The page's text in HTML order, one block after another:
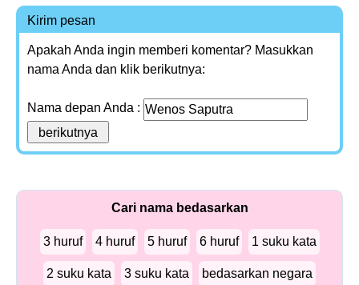
Kirim pesan
Apakah Anda ingin memberi komentar? Masukkan
nama Anda dan klik berikutnya:
Nama depan Anda :
Cari nama bedasarkan
3 huruf 4 huruf 5 huruf 6 huruf 1 suku kata
2 suku kata 3 suku kata bedasarkan negara